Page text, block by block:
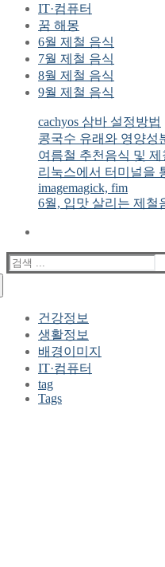
IT·컴퓨터
꿈 해몽
6월 제철 음식
7월 제철 음식
8월 제철 음식
9월 제철 음식
cachyos 삼바 설정방법
콩국수 유래와 영양성
여름철 추천음식 및 제
리눅스에서 터미널을
imagemagick, fim
6월, 입맛 살리는 제철
검
색
건강정보
생활정보
배경이미지
IT·컴퓨터
tag
Tags